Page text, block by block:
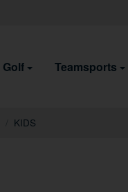
Golf Teamsports
KIDS